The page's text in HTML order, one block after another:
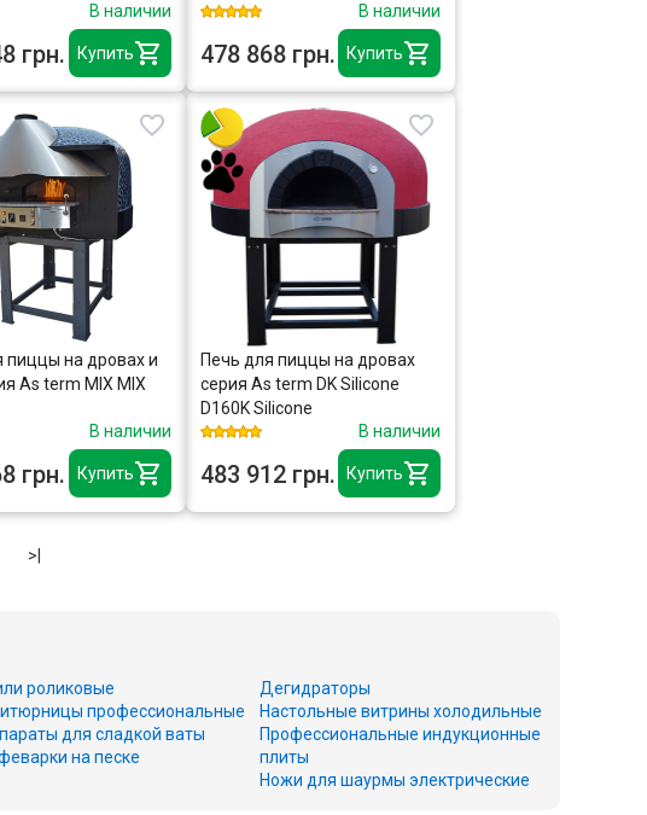
Купить
В наличии
грн. Купить
В наличии
478 868 грн.
Купить
пиццы на дровах и
As term MIX MIX
В наличии
грн. Купить
Печь для пиццы на дровах
серия As term DK Silicone
D160K Silicone
В наличии
483 912 грн.
>|
роликовые
профессиональные
для сладкой ваты
на песке
Дегидраторы
Настольные витрины холодильные
Профессиональные индукционные
плиты
Ножи для шаурмы электрические